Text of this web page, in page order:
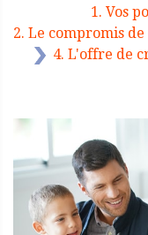
1. Vos
2. Le compromis
4. L'offre de